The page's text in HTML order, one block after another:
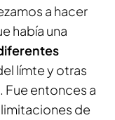
a hacer
había una
límte y otras
Fue entonces a
de